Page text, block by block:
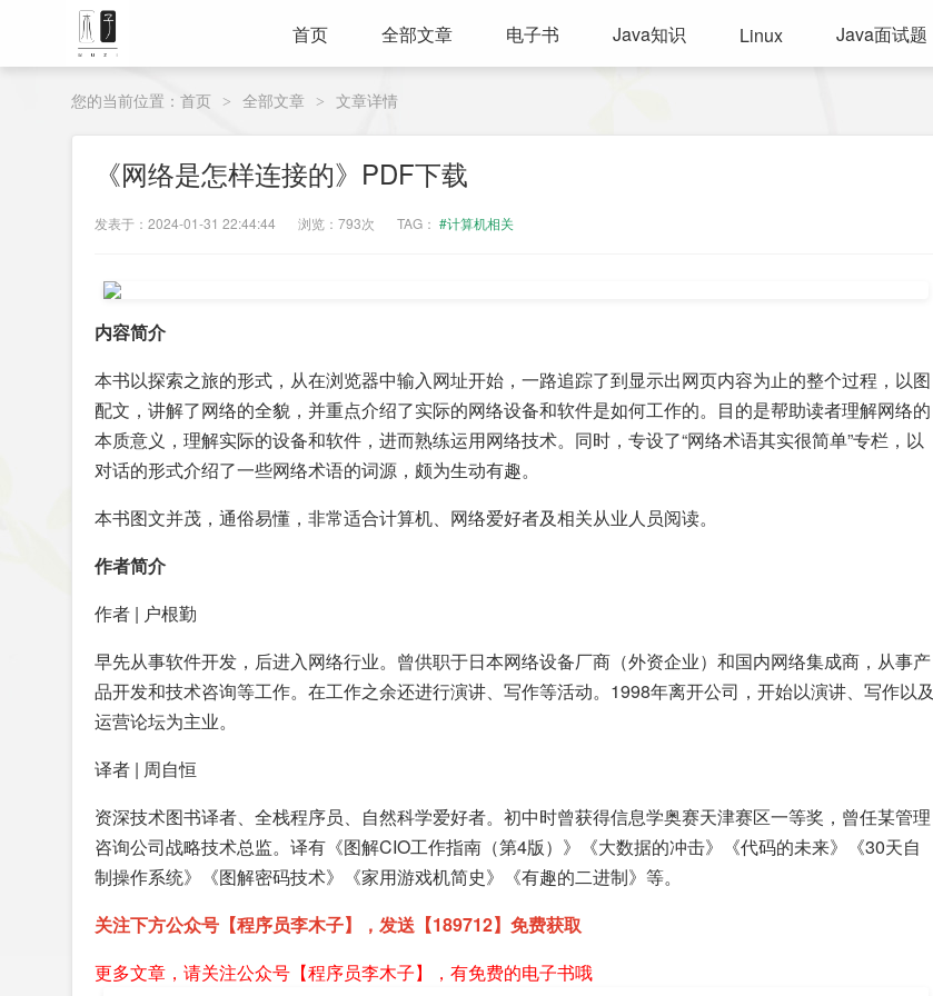
首页 全部文章 电子书 Java知识 Linux Java面试题
您的当前位置： 首页 > 全部文章 > 文章详情
《网络是怎样连接的》PDF下载
发表于：2024-01-31 22:44:44 浏览：793次 TAG： #计算机相关
内容简介
本书以探索之旅的形式，从在浏览器中输入网址开始，一路追踪了到显示出网页内容为止的整个过程，以图
配文，讲解了网络的全貌，并重点介绍了实际的网络设备和软件是如何工作的。目的是帮助读者理解网络的
本质意义，理解实际的设备和软件，进而熟练运用网络技术。同时，专设了“网络术语其实很简单”专栏，以
对话的形式介绍了一些网络术语的词源，颇为生动有趣。
本书图文并茂，通俗易懂，非常适合计算机、网络爱好者及相关从业人员阅读。
作者简介
作者 | 户根勤
早先从事软件开发，后进入网络行业。曾供职于日本网络设备厂商（外资企业）和国内网络集成商，从事产
品开发和技术咨询等工作。在工作之余还进行演讲、写作等活动。1998年离开公司，开始以演讲、写作以及
运营论坛为主业。
译者 | 周自恒
资深技术图书译者、全栈程序员、自然科学爱好者。初中时曾获得信息学奥赛天津赛区一等奖，曾任某管理
咨询公司战略技术总监。译有《图解CIO工作指南（第4版）》《大数据的冲击》《代码的未来》《30天自
制操作系统》《图解密码技术》《家用游戏机简史》《有趣的二进制》等。
关注下方公众号【程序员李木子】，发送【189712】免费获取
更多文章，请关注公众号【程序员李木子】，有免费的电子书哦